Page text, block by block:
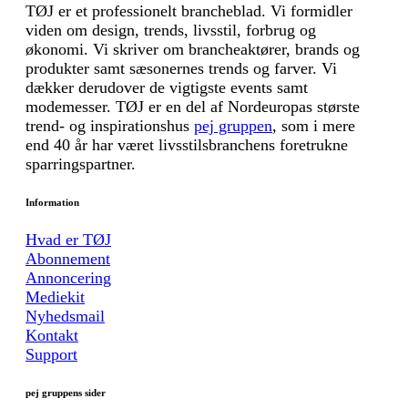
TØJ er et professionelt brancheblad. Vi formidler
viden om design, trends, livsstil, forbrug og
økonomi. Vi skriver om brancheaktører, brands og
produkter samt sæsonernes trends og farver. Vi
dækker derudover de vigtigste events samt
modemesser. TØJ er en del af Nordeuropas største
trend- og inspirationshus pej gruppen, som i mere
end 40 år har været livsstilsbranchens foretrukne
sparringspartner.
Information
Hvad er TØJ
Abonnement
Annoncering
Mediekit
Nyhedsmail
Kontakt
Support
pej gruppens sider